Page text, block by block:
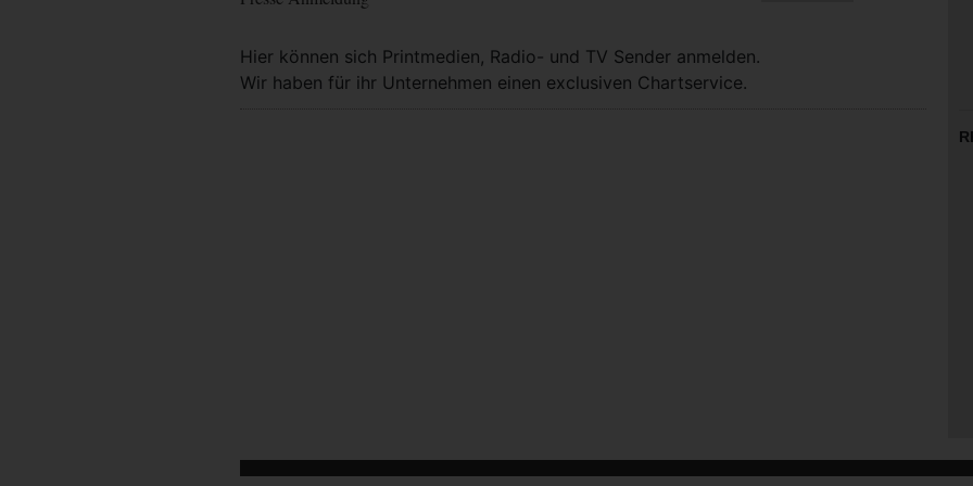
Hier können sich Printmedien, Radio- und TV Sender anmelden.
Wir haben für ihr Unternehmen einen exclusiven Chartservice.